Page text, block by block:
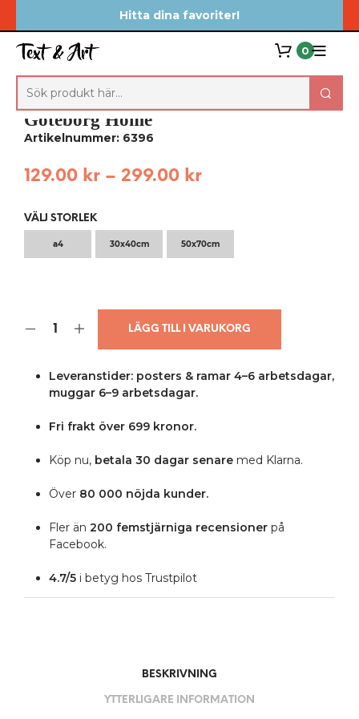
Hitta dina favoriter!
0
Göteborg Home
Artikelnummer: 6396
129.00 kr – 299.00 kr
VÄLJ STORLEK
a4 30x40cm 50x70cm
LÄGG TILL I VARUKORG
Leveranstider: posters & ramar 4–6 arbetsdagar,
muggar 6–9 arbetsdagar.
Fri frakt över 699 kronor.
Köp nu,betala 30 dagar senaremed Klarna.
Över 80 000 nöjda kunder.
Fler än 200 femstjärniga recensionerpå
Facebook.
4.7/5i betyg hos Trustpilot
BESKRIVNING
YTTERLIGARE INFORMATION